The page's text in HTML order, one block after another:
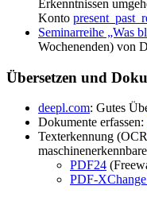
Erkenntnissen
Konto
Seminarreihe „Was
Wochenenden) von
Übersetzen und
deepl.com: Gutes
Dokumente erfassen:
Texterkennung
PDF24
PDF-